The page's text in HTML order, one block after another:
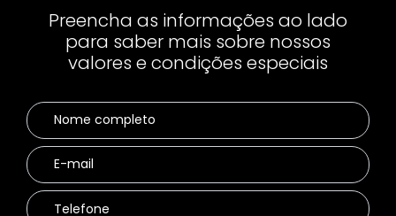
Preencha as informações ao lado
para saber mais sobre nossos
valores e condições especiais